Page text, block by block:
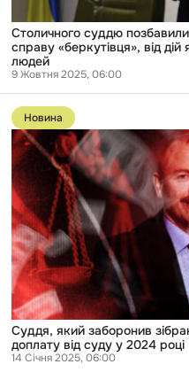
якого
постраждало
понад
70
людей
Столичного суддю позбавили
справу «беркутівця», від
людей
9 Жовтня 2025, 06:00
Перейти
до
публікації
Суддя,
який
заборонив
зібрання
під
час
Майдану,
отримав
доплату
від
суду
2024
році
Новина
Суддя, який заборонив
доплату від суду у 2024 році
14 Січня 2025, 06:00